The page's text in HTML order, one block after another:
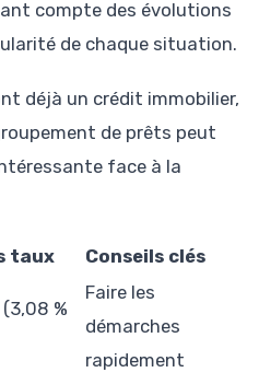
compte des évolutions
de chaque situation.
déjà un crédit immobilier,
de prêts peut
face à la
taux Conseils clés
%
Faire les
démarches
rapidement